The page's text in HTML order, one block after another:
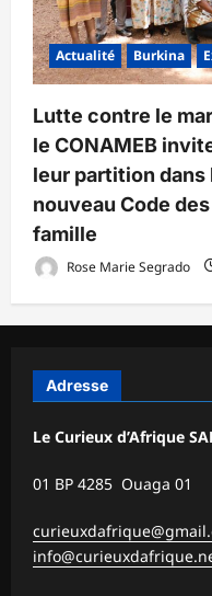
Actualité Burkina
Lutte contre le
le CONAMEB
leur partition dans
nouveau Code
famille
Rose Marie Segrado
Adresse
Le Curieux d’Afrique
01 BP 4285 Ouaga 01